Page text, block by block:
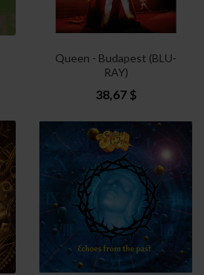
Queen - Budapest (BLU-
RAY)
38,67 $